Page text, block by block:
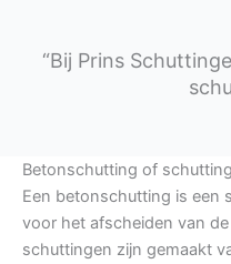
“Bij Prins
Betonschutting of
Een betonschutting is een
voor het afscheiden van
schuttingen zijn gemaakt